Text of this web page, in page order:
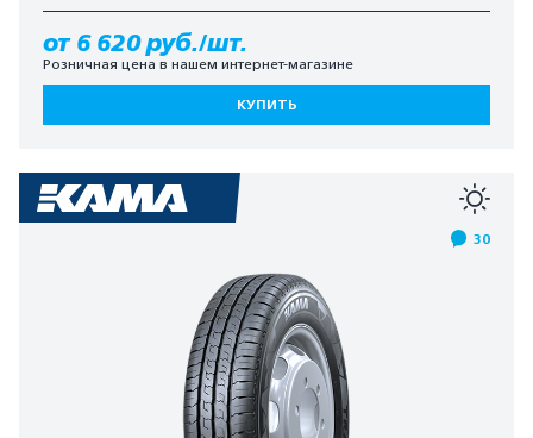
от 6 620 руб./шт.
Розничная цена в нашем интернет-магазине
КУПИТЬ
30